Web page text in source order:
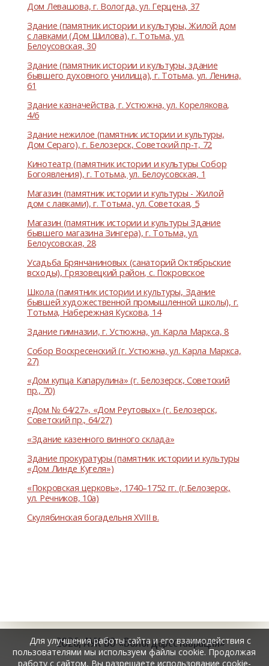
Дом Левашова, г. Вологда, ул. Герцена, 37
Здание (памятник истории и культуры, Жилой дом
с лавками (Дом Шилова), г. Тотьма, ул.
Белоусовская, 30
Здание (памятник истории и культуры, здание
бывшего духовного училища), г. Тотьма, ул. Ленина,
61
Здание казначейства, г. Устюжна, ул. Корелякова,
4/6
Здание нежилое (памятник истории и культуры,
Дом Сераго), г. Белозерск, Советский пр-т, 72
Кинотеатр (памятник истории и культуры Собор
Богоявления), г. Тотьма, ул. Белоусовская, 1
Магазин (памятник истории и культуры - Жилой
дом с лавками), г. Тотьма, ул. Советская, 5
Магазин (памятник истории и культуры Здание
бывшего магазина Зингера), г. Тотьма, ул.
Белоусовская, 28
Усадьба Брянчаниновых (санаторий Октябрьские
всходы), Грязовецкий район, с. Покровское
Школа (памятник истории и культуры, Здание
бывшей художественной промышленной школы), г.
Тотьма, Набережная Кускова, 14
Здание гимназии, г. Устюжна, ул. Карла Маркса, 8
Собор Воскресенский (г. Устюжна, ул. Карла Маркса,
27)
«Дом купца Капарулина» (г. Белозерск, Советский
пр., 70)
«Дом № 64/27», «Дом Реутовых» (г. Белозерск,
Советский пр., 64/27)
«Здание казенного винного склада»
Здание прокуратуры (памятник истории и культуры
«Дом Линде Кугеля»)
«Покровская церковь», 1740–1752 гг. (г.Белозерск,
ул. Речников, 10а)
Скулябинская богадельня XVIII в.
2026, АУК ВО «Вологдареставрация»
Для улучшения работы сайта и его взаимодействия с
пользователями мы используем файлы cookie. Продолжая
работу с сайтом, Вы разрешаете использование cookie-